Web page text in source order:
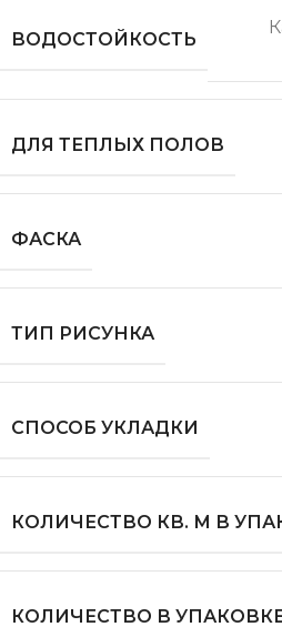
ВОДОСТОЙКОСТЬ
ДЛЯ ТЕПЛЫХ ПОЛОВ
ФАСКА
ТИП РИСУНКА
СПОСОБ УКЛАДКИ
КОЛИЧЕСТВО КВ. М В
КОЛИЧЕСТВО В